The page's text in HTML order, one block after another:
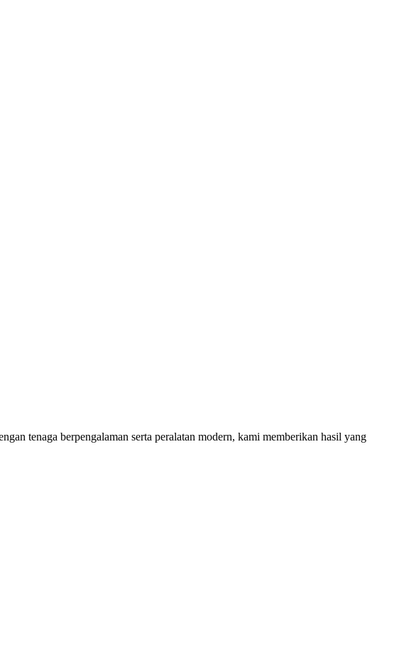
tenaga berpengalaman serta peralatan modern, kami memberikan hasil yang